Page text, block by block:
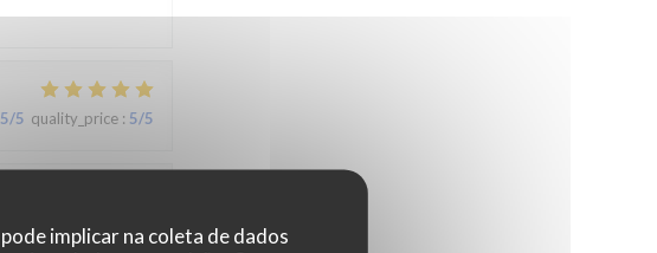
implicar na coleta de dados
5/5 quality_price: 5/5